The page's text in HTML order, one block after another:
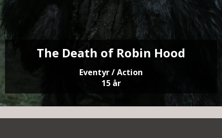
The Death of Robin Hood
Eventyr / Action
15 år